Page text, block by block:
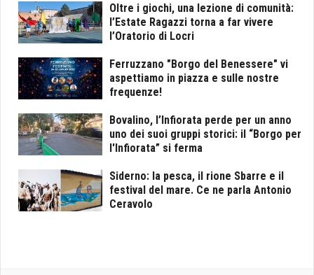
Oltre i giochi, una lezione di comunità:
l’Estate Ragazzi torna a far vivere
l’Oratorio di Locri
Ferruzzano "Borgo del Benessere" vi
aspettiamo in piazza e sulle nostre
frequenze!
Bovalino, l’Infiorata perde per un anno
uno dei suoi gruppi storici: il “Borgo per
l'Infiorata” si ferma
Siderno: la pesca, il rione Sbarre e il
festival del mare. Ce ne parla Antonio
Ceravolo